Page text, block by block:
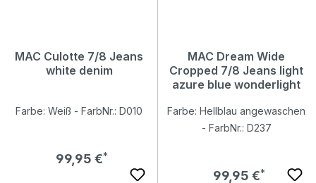
MAC Culotte 7/8 Jeans
white denim
Farbe: Weiß - FarbNr.: D010
Regulärer Preis:
99,95 €
MAC Dream Wide
Cropped 7/8 Jeans light
azure blue wonderlight
Farbe: Hellblau angewaschen
- FarbNr.: D237
Regulärer Preis:
99,95 €